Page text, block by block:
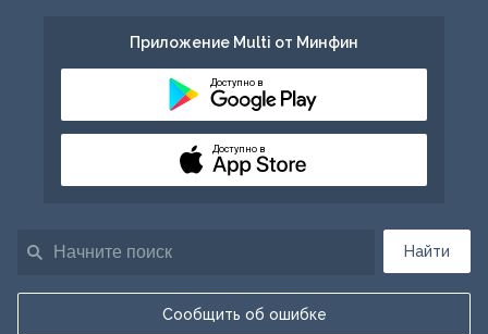
Найти
Сообщить об ошибке
Приложение Multi от Минфин
Доступно в
Доступно в